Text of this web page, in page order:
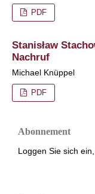
PDF
Stanisław
Nachruf
Michael Knüppel
PDF
Abonnement
Loggen Sie sich